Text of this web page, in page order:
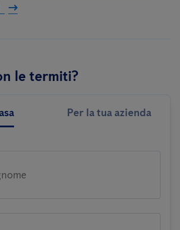
le termiti?
Per la tua azienda